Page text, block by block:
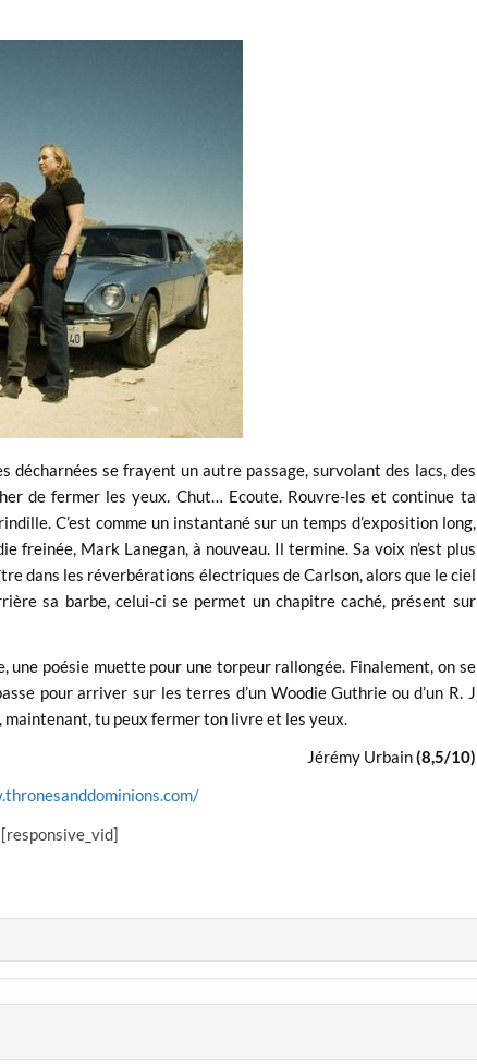
décharnées se frayent un autre passage, survolant des lacs, des
de fermer les yeux. Chut… Ecoute. Rouvre-les et continue ta
C’est comme un instantané sur un temps d’exposition long,
freinée, Mark Lanegan, à nouveau. Il termine. Sa voix n’est plus
dans les réverbérations électriques de Carlson, alors que le ciel
sa barbe, celui-ci se permet un chapitre caché, présent sur
une poésie muette pour une torpeur rallongée. Finalement, on se
pour arriver sur les terres d’un Woodie Guthrie ou d’un R. J
maintenant, tu peux fermer ton livre et les yeux.
Jérémy Urbain(8,5/10)
[responsive_vid]